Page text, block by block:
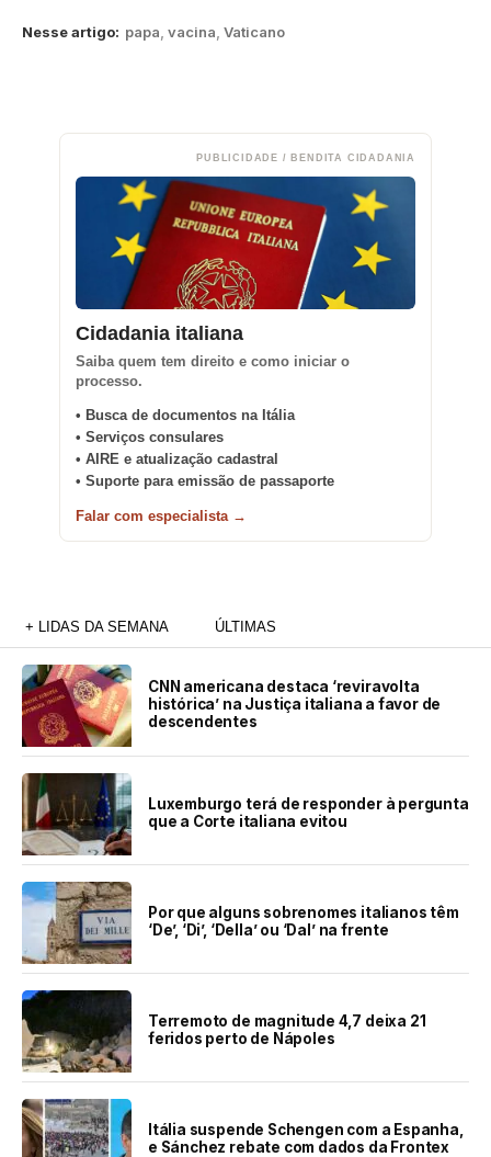
Nesse artigo: papa, vacina, Vaticano
PUBLICIDADE / BENDITA CIDADANIA
Cidadania italiana
Saiba quem tem direito e como iniciar o
processo.
• Busca de documentos na Itália
• Serviços consulares
• AIRE e atualização cadastral
• Suporte para emissão de passaporte
Falar com especialista →
+ LIDAS DA SEMANA ÚLTIMAS
CNN americana destaca ‘reviravolta
histórica’ na Justiça italiana a favor de
descendentes
Luxemburgo terá de responder à pergunta
que a Corte italiana evitou
Por que alguns sobrenomes italianos têm
‘De’, ‘Di’, ‘Della’ ou ‘Dal’ na frente
Terremoto de magnitude 4,7 deixa 21
feridos perto de Nápoles
Itália suspende Schengen com a Espanha,
e Sánchez rebate com dados da Frontex